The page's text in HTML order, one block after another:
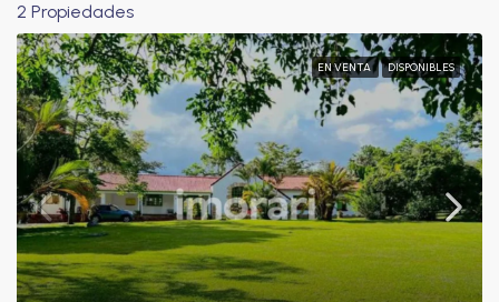
2 Propiedades
EN VENTA DISPONIBLES